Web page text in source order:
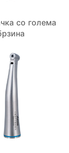
со голема